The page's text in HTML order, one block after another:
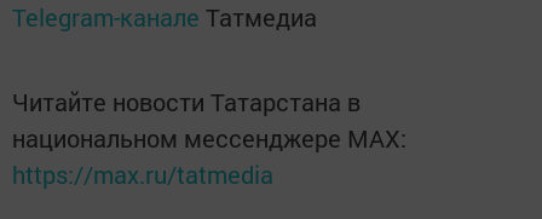
Telegram-канале Татмедиа
Читайте новости Татарстана в
национальном мессенджере MАХ:
https://max.ru/tatmedia